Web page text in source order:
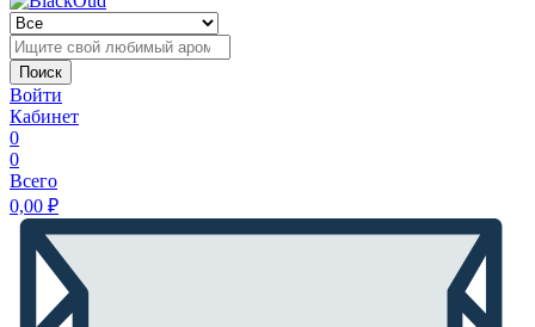
Поиск
Войти
Кабинет
0
0
Всего
0,00 ₽